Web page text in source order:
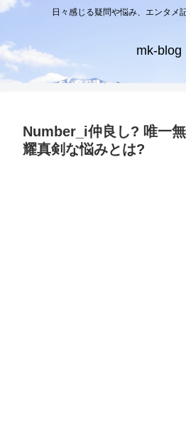
日々感じる疑問や悩み、エンタメ
mk-blog
Number_i仲良し? 唯一
耀真剣な悩みとは?